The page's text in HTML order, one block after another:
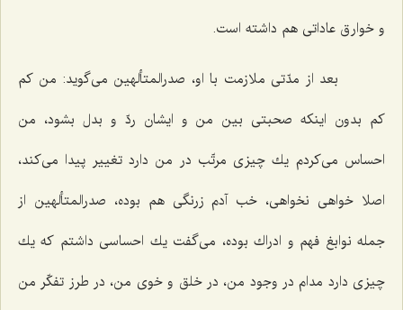
و خوارق عاداتی هم داشته است.
بعد از مدّتی ملازمت با او، صدرالمتألهین می‌گوید: من كم
كم بدون اینكه صحبتی بین من و ایشان ردّ و بدل بشود، من
احساس می‌كردم یك چیزی مرتّب در من دارد تغییر پیدا می‌كند،
اصلا خواهی نخواهی، خب آدم زرنگی هم بوده، صدرالمتألهین از
جمله نوابغ فهم و ادراك بوده، می‌گفت یك احساسی داشتم كه یك
چیزی دارد مدام در وجود من، در خلق و خوی من، در طرز تفكّر من